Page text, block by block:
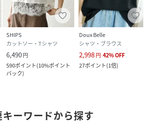
SHIPS
カットソー・Tシャツ
6,490円
590ポイント(10%ポイント
バック)
Doux Belle
シャツ・ブラウス
2,998円 42%OFF
27ポイント(1倍)
キーワードから探す